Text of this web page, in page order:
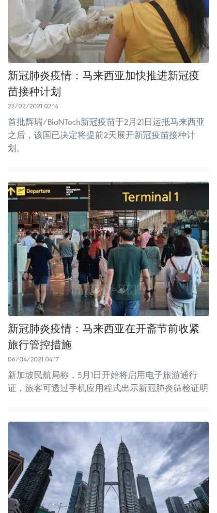
新冠肺炎疫情：马来西亚加快推进新冠疫
苗接种计划
22/02/2021 02:14
首批辉瑞/BioNTech新冠疫苗于2月21日运抵马来西亚
之后，该国已决定将提前2天展开新冠疫苗接种计
划。
新冠肺炎疫情：马来西亚在开斋节前收紧
旅行管控措施
06/04/2021 04:17
新加坡民航局称，5月1日开始将启用电子旅游通行
证，旅客可透过手机应用程式出示新冠肺炎筛检证明